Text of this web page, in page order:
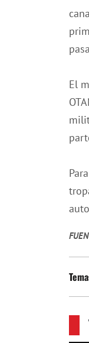
El